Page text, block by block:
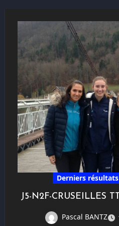
Derniers résultats
J5-N2F-CRUSEILLES
Pascal BANTZ